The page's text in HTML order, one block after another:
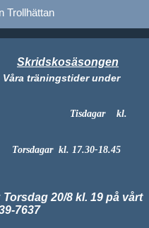
Skridskosäsongen
träningstider under
Tisdagar kl.
Torsdagar kl. 17.30-18.45
Torsdag 20/8 kl. 19 på vårt
7637
Trollhättan